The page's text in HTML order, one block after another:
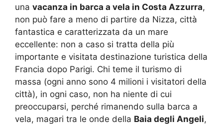
una vacanza in barca a vela in Costa Azzurra,
non può fare a meno di partire da Nizza, città
fantastica e caratterizzata da un mare
eccellente: non a caso si tratta della più
importante e visitata destinazione turistica della
Francia dopo Parigi. Chi teme il turismo di
massa (ogni anno sono 4 milioni i visitatori della
città), in ogni caso, non ha niente di cui
preoccuparsi, perché rimanendo sulla barca a
vela, magari tra le onde della Baia degli Angeli,